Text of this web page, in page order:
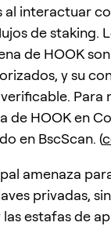
al interactuar
de staking.
de HOOK
y su
Para
de HOOK en
en BscScan. (
amenaza
privadas,
estafas de